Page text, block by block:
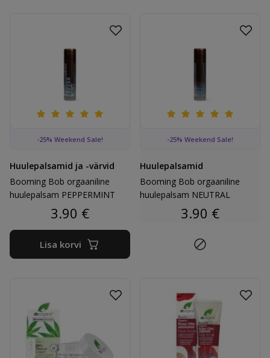
Lisa lemmikutesse
-25% Weekend Sale!
Huulepalsamid ja -värvid
Booming Bob orgaaniline
huulepalsam PEPPERMINT
3.90 €
Lisa korvi
Lisa
-25% Weekend Sale!
Huulepalsamid
Booming Bob orgaaniline
huulepalsam NEUTRAL
3.90 €
Lisa lemmikutesse Lisa